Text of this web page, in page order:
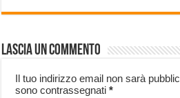
Lascia un commento
Il tuo indirizzo email non sarà
sono contrassegnati*